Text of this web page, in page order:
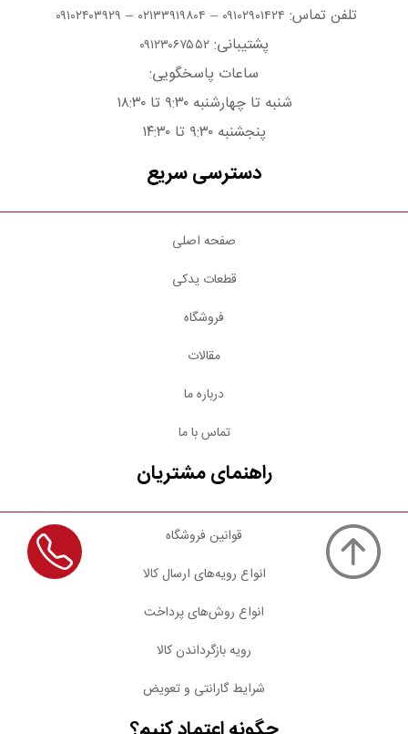
تلفن تماس: ۰۹۱۰۲۹۰۱۴۲۴ – ۰۲۱۳۳۹۱۹۸۰۴ – ۰۹۱۰۲۴۰۳۹۲۹
پشتیبانی: ۰۹۱۲۳۰۶۷۵۵۲
ساعات پاسخگویی:
شنبه تا چهارشنبه ۹:۳۰ تا ۱۸:۳۰
پنجشنبه ۹:۳۰ تا ۱۴:۳۰
دسترسی سریع
صفحه اصلی
قطعات یدکی
فروشگاه
مقالات
درباره ما
تماس با ما
راهنمای مشتریان
قوانین فروشگاه
انواع رویه‌های ارسال کالا
انواع روش‌های پرداخت
رویه بازگرداندن کالا
شرایط گارانتی و تعویض